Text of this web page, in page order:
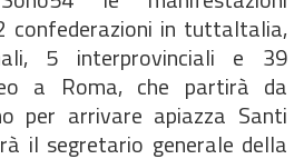
confederazioni in tuttaItalia,
5 interprovinciali e 39
a Roma, che partirà da
per arrivare apiazza Santi
il segretario generale della